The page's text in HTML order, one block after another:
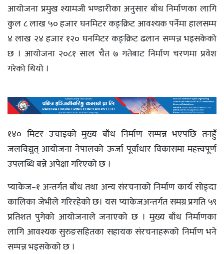
आयोजना प्रमुख श्यामजी भण्डारीका अनुसार बाँध निर्माणका लागि
कुल ८ लाख ५० हजार घनमिटर कङ्क्रिट आवश्यक पर्नेमा हालसम्म
४ लाख २४ हजार १२० घनमिटर कङ्क्रिट ढलान सम्पन्न भइसकेको
छ । आयोजना २०८१ साल चैत ७ गतेबाट निर्माण चरणमा प्रवेश
गरेको थियो ।
१४० मिटर उचाइको मुख्य बाँध निर्माण सम्पन्न भएपछि तनहुँ
जलविद्युत् आयोजना नेपालको ऊर्जा पूर्वाधार विकासमा महत्त्वपूर्ण
उपलब्धि बन्ने अपेक्षा गरिएको छ ।
प्याकेज–१ अन्तर्गत बाँध तथा अन्य संरचनाको निर्माण कार्य सोङ्दा
कालिका जेभीले गरिरहेको छ। यस प्याकेजअन्तर्गत समग्र प्रगति ५९
प्रतिशत पुगेको आयोजनाले जनाएको छ । मुख्य बाँध निर्माणका
लागि आवश्यक सुरुङसहितका सहायक संरचनाहरूको निर्माण भने
सम्पन्न भइसकेको छ ।